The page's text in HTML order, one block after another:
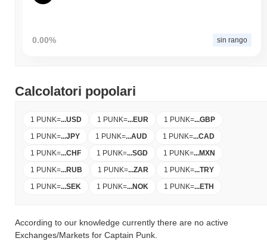
0.00% sin rango
Calcolatori popolari
1 PUNK=...USD 1 PUNK=...EUR 1 PUNK=...GBP
1 PUNK=...JPY 1 PUNK=...AUD 1 PUNK=...CAD
1 PUNK=...CHF 1 PUNK=...SGD 1 PUNK=...MXN
1 PUNK=...RUB 1 PUNK=...ZAR 1 PUNK=...TRY
1 PUNK=...SEK 1 PUNK=...NOK 1 PUNK=...ETH
According to our knowledge currently there are no active
Exchanges/Markets for Captain Punk.